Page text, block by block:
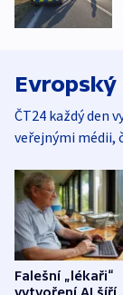
ČT24 každý den
veřejnými médii,
Falešní „lékaři“
vytvoření AI šíří